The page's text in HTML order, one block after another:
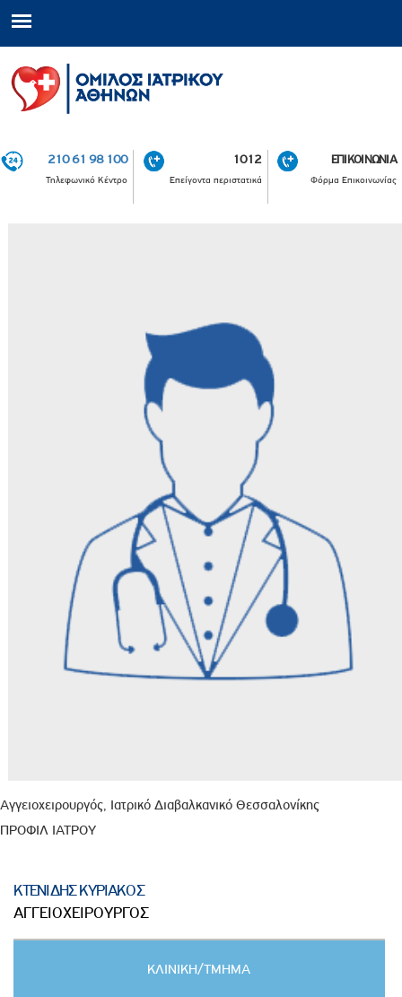
210 61 98 100
Τηλεφωνικό Κέντρο
1012
Επείγοντα περιστατικά
ΕΠΙΚΟΙΝΩΝΙΑ
Φόρμα Επικοινωνίας
Αγγειοχειρουργός, Ιατρικό Διαβαλκανικό Θεσσαλονίκης
ΠΡΟΦΙΛ ΙΑΤΡΟΥ
ΚΤΕΝΙΔΗΣ ΚΥΡΙΑΚΟΣ
ΑΓΓΕΙΟΧΕΙΡΟΥΡΓΟΣ
ΚΛΙΝΙΚΗ/ΤΜΗΜΑ